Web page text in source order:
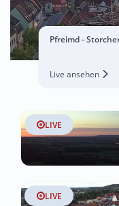
Pfreimd -
Live ansehen
LIVE
LIVE